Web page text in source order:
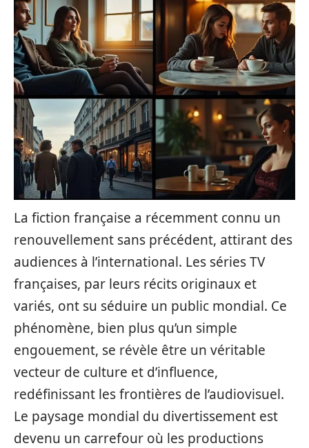
La fiction française a récemment connu un
renouvellement sans précédent, attirant des
audiences à l’international. Les séries TV
françaises, par leurs récits originaux et
variés, ont su séduire un public mondial. Ce
phénomène, bien plus qu’un simple
engouement, se révèle être un véritable
vecteur de culture et d’influence,
redéfinissant les frontières de l’audiovisuel.
Le paysage mondial du divertissement est
devenu un carrefour où les productions